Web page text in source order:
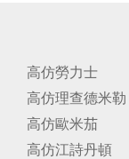
高仿勞力士
高仿理查德米勒
高仿歐米茄
高仿江詩丹頓